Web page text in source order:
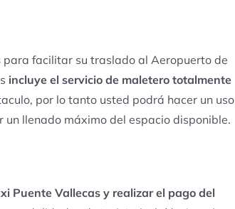
para facilitar su traslado al Aeropuerto de
incluye el servicio de maletero totalmente
por lo tanto usted podrá hacer un uso
llenado máximo del espacio disponible.
Puente Vallecas y realizar el pago del